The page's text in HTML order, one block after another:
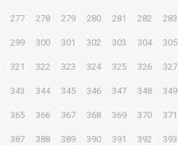
277 278 279 280 281 282 283
299 300 301 302 303 304 305
321 322 323 324 325 326 327
343 344 345 346 347 348 349
365 366 367 368 369 370 371
387 388 389 390 391 392 393